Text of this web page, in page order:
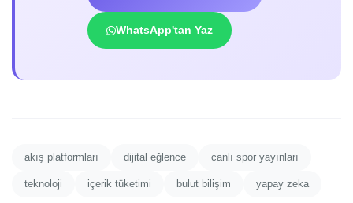
WhatsApp'tan Yaz
akış platformları dijital eğlence canlı spor yayınları
teknoloji içerik tüketimi bulut bilişim yapay zeka